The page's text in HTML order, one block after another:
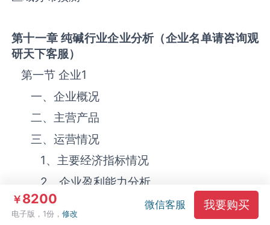
第十一章 纯碱行业企业分析（企业名单请咨询观
研天下客服）
第一节 企业1
一、企业概况
二、主营产品
三、运营情况
1、主要经济指标情况
2、企业盈利能力分析
3、企业偿债能力分析
￥8200
电子版，1份，修改
微信客服 我要购买